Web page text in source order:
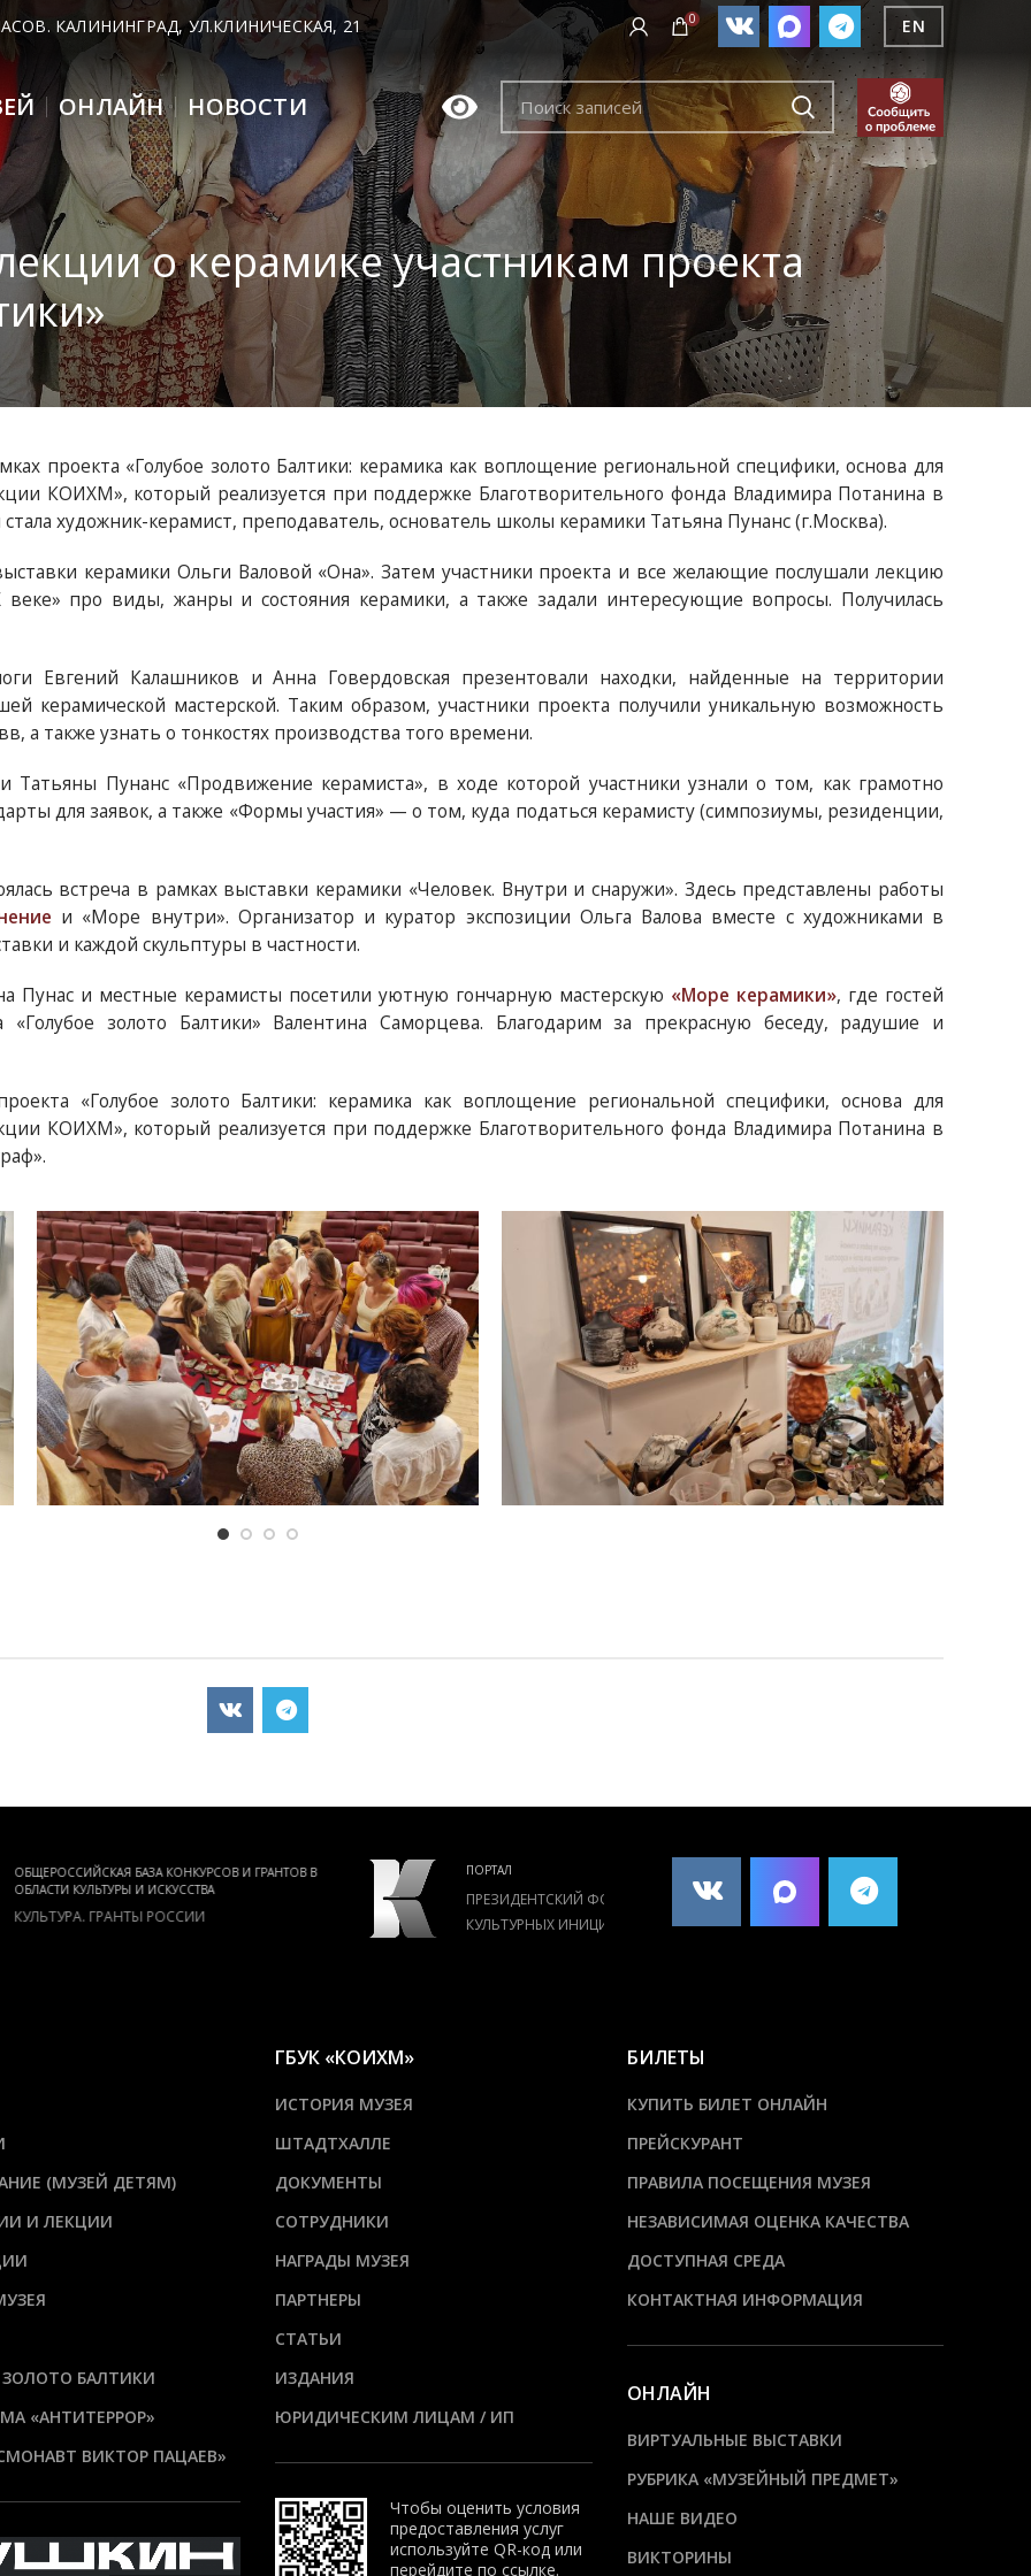
КАЛИНИНГРАД, УЛ.КЛИНИЧЕСКАЯ, 21 0 EN
ОНЛАЙН НОВОСТИ
о керамике участникам проекта
проекта «Голубое золото Балтики: керамика как воплощение региональной специфики, основа для
КОИХМ», который реализуется при поддержке Благотворительного фонда Владимира Потанина в
художник-керамист, преподаватель, основатель школы керамики Татьяна Пунанс (г.Москва).
керамики Ольги Валовой «Она». Затем участники проекта и все желающие послушали лекцию
про виды, жанры и состояния керамики, а также задали интересующие вопросы. Получилась
Евгений Калашников и Анна Говердовская презентовали находки, найденные на территории
керамической мастерской. Таким образом, участники проекта получили уникальную возможность
а также узнать о тонкостях производства того времени.
Татьяны Пунанс «Продвижение керамиста», в ходе которой участники узнали о том, как грамотно
для заявок, а также «Формы участия» — о том, куда податься керамисту (симпозиумы, резиденции,
встреча в рамках выставки керамики «Человек. Внутри и снаружи». Здесь представлены работы
и «Море внутри». Организатор и куратор экспозиции Ольга Валова вместе с художниками в
и каждой скульптуры в частности.
и местные керамисты посетили уютную гончарную мастерскую «Море керамики», где гостей
золото Балтики» Валентина Саморцева. Благодарим за прекрасную беседу, радушие и
«Голубое золото Балтики: керамика как воплощение региональной специфики, основа для
КОИХМ», который реализуется при поддержке Благотворительного фонда Владимира Потанина в
ПОРТАЛ
ПРЕЗИДЕНТСКИЙ ФОНД
КУЛЬТУРНЫХ ИНИЦИАТИВ
ОФИЦИАЛЬНЫЙ САЙТ
ИСТОРИЧЕСКОГО МУЗЕЯ
РОССИИ
НАСЛЕДИЯ, ТРАДИЦИЙ
НАРОДОВ РОССИИ
КУЛЬТУРА.РФ
(МУЗЕЙ ДЕТЯМ)
И ЛЕКЦИИ
ЗОЛОТО БАЛТИКИ
«АНТИТЕРРОР»
ВИКТОР ПАЦАЕВ»
ГБУК «КОИХМ»
ИСТОРИЯ МУЗЕЯ
ШТАДТХАЛЛЕ
ДОКУМЕНТЫ
СОТРУДНИКИ
НАГРАДЫ МУЗЕЯ
ПАРТНЕРЫ
СТАТЬИ
ИЗДАНИЯ
ЮРИДИЧЕСКИМ ЛИЦАМ / ИП
Чтобы оценить условия
предоставления услуг
используйте QR-код или
перейдите по ссылке.
БИЛЕТЫ
КУПИТЬ БИЛЕТ ОНЛАЙН
ПРЕЙСКУРАНТ
ПРАВИЛА ПОСЕЩЕНИЯ МУЗЕЯ
НЕЗАВИСИМАЯ ОЦЕНКА КАЧЕСТВА
ДОСТУПНАЯ СРЕДА
КОНТАКТНАЯ ИНФОРМАЦИЯ
ОНЛАЙН
ВИРТУАЛЬНЫЕ ВЫСТАВКИ
РУБРИКА «МУЗЕЙНЫЙ ПРЕДМЕТ»
НАШЕ ВИДЕО
ВИКТОРИНЫ